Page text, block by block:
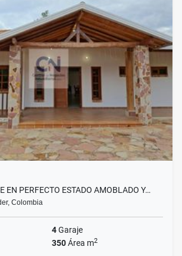
EN PERFECTO ESTADO AMOBLADO Y…
Colombia
4Garaje
350Área m2